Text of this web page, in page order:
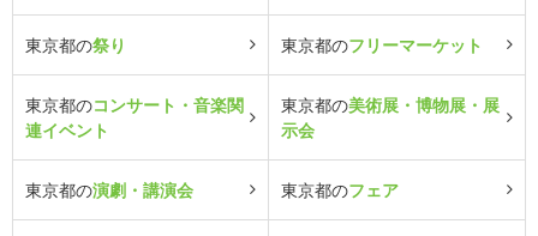
東京都の祭り 東京都のフリーマーケット
東京都のコンサート・音楽関
連イベント
東京都の美術展・博物展・展
示会
東京都の演劇・講演会 東京都のフェア